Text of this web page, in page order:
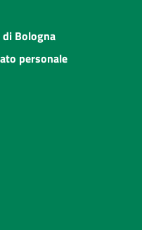
di Bologna
personale